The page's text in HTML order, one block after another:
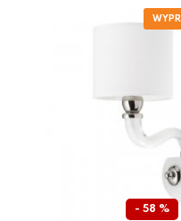
- 58 %